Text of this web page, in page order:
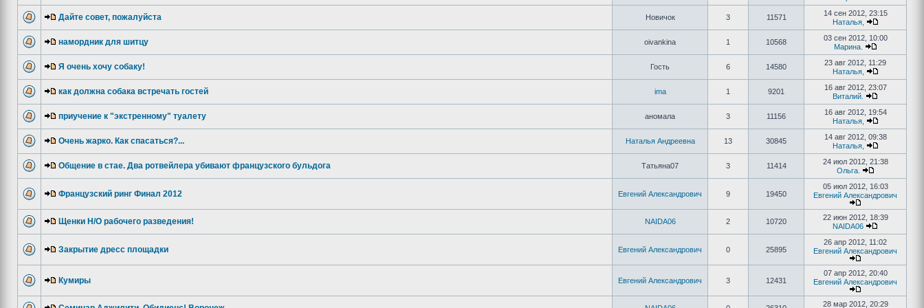
Дайте совет, пожалуйста Новичок 3 11571
14 сен 2012, 23:15
Наталья,
намордник для шитцу oivankina 1 10568
03 сен 2012, 10:00
Марина.
Я очень хочу собаку! Гость 6 14580
23 авг 2012, 11:29
Наталья,
как должна собака встречать гостей ima 1 9201
16 авг 2012, 23:07
Виталий.
приучение к "экстренному" туалету аномала 3 11156
16 авг 2012, 19:54
Наталья,
Очень жарко. Как спасаться?... Наталья Андреевна 13 30845
14 авг 2012, 09:38
Наталья,
Общение в стае. Два ротвейлера убивают французского бульдога Татьяна07 3 11414
24 июл 2012, 21:38
Ольга.
Французский ринг Финал 2012 Евгений Александрович 9 19450
05 июл 2012, 16:03
Евгений Александрович
Щенки Н/О рабочего разведения! NAIDA06 2 10720
22 июн 2012, 18:39
NAIDA06
Закрытие дресс площадки Евгений Александрович 0 25895
26 апр 2012, 11:02
Евгений Александрович
Кумиры Евгений Александрович 3 12431
07 апр 2012, 20:40
Евгений Александрович
28 мар 2012, 20:29